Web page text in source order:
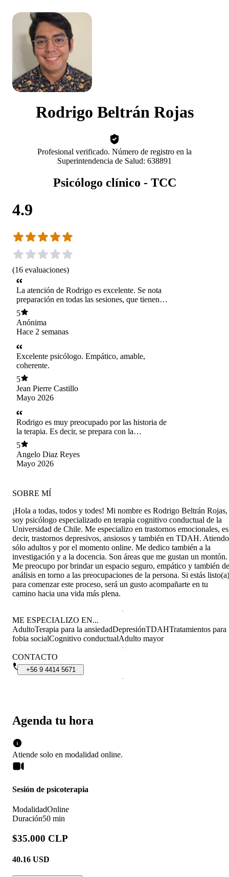
Rodrigo Beltrán Rojas
Profesional verificado. Número de registro en la
Superintendencia de Salud: 638891
Psicólogo clínico - TCC
4.9
(16 evaluaciones)
La atención de Rodrigo es excelente. Se nota
preparación en todas las sesiones, que tienen
información pero también ejercicios prácticos.
Además es empático y explica de manera muy
clara. He podido aprender y aplicar herramientas
que me han ayudado muchísimo, por lo que
estoy muy agradecida por su trabajo.
5
Anónima
Hace 2 semanas
Excelente psicólogo. Empático, amable,
coherente.
5
Jean Pierre Castillo
Mayo 2026
Rodrigo es muy preocupado por las historia de
la terapia. Es decir, se prepara con la
información de las terapias pasadas.
5
Angelo Diaz Reyes
Mayo 2026
Agenda tu hora
Atiende solo en modalidad online.
Sesión de psicoterapia
ModalidadOnline
Duración50 min
$35.000 CLP
40.16 USD
SOBRE MÍ
¡Hola a todas, todos y todes! Mi nombre es Rodrigo Beltrán Rojas,
soy psicólogo especializado en terapia cognitivo conductual de la
Universidad de Chile. Me especializo en trastornos emocionales, es
decir, trastornos depresivos, ansiosos y también en TDAH. Atiendo
sólo adultos y por el momento online. Me dedico también a la
investigación y a la docencia. Son áreas que me gustan un montón.
Me preocupo por brindar un espacio seguro, empático y también de
análisis en torno a las preocupaciones de la persona. Si estás listo(a)
para comenzar este proceso, será un gusto acompañarte en tu
camino hacia una vida más plena.
ME ESPECIALIZO EN...
AdultoTerapia para la ansiedadDepresiónTDAHTratamientos para
fobia socialCognitivo conductualAdulto mayor
CONTACTO
+56 9 4414 5671